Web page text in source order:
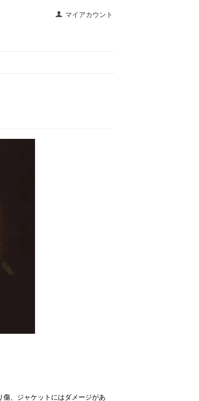
マイアカウント
、ジャケットにはダメージがあ